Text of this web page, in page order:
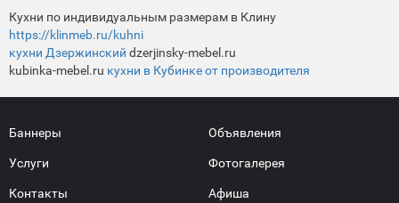
Кухни по индивидуальным размерам в Клину
https://klinmeb.ru/kuhni
кухни Дзержинский dzerjinsky-mebel.ru
kubinka-mebel.ru кухни в Кубинке от производителя
Баннеры
Услуги
Контакты
Объявления
Фотогалерея
Афиша